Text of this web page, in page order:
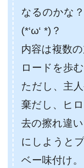
なるのかな？
(*‘ω‘ *)？
内容は複数
ロードを歩
ただし、主
棄だし、ヒ
去の擦れ違
にしようと
ベー味付け。